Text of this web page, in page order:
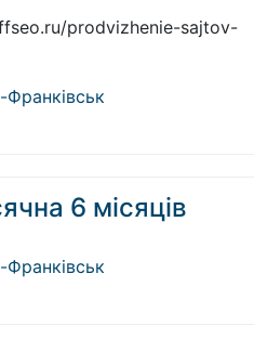
prodvizhenie-sajtov-
Франківськ
6 місяців
Франківськ